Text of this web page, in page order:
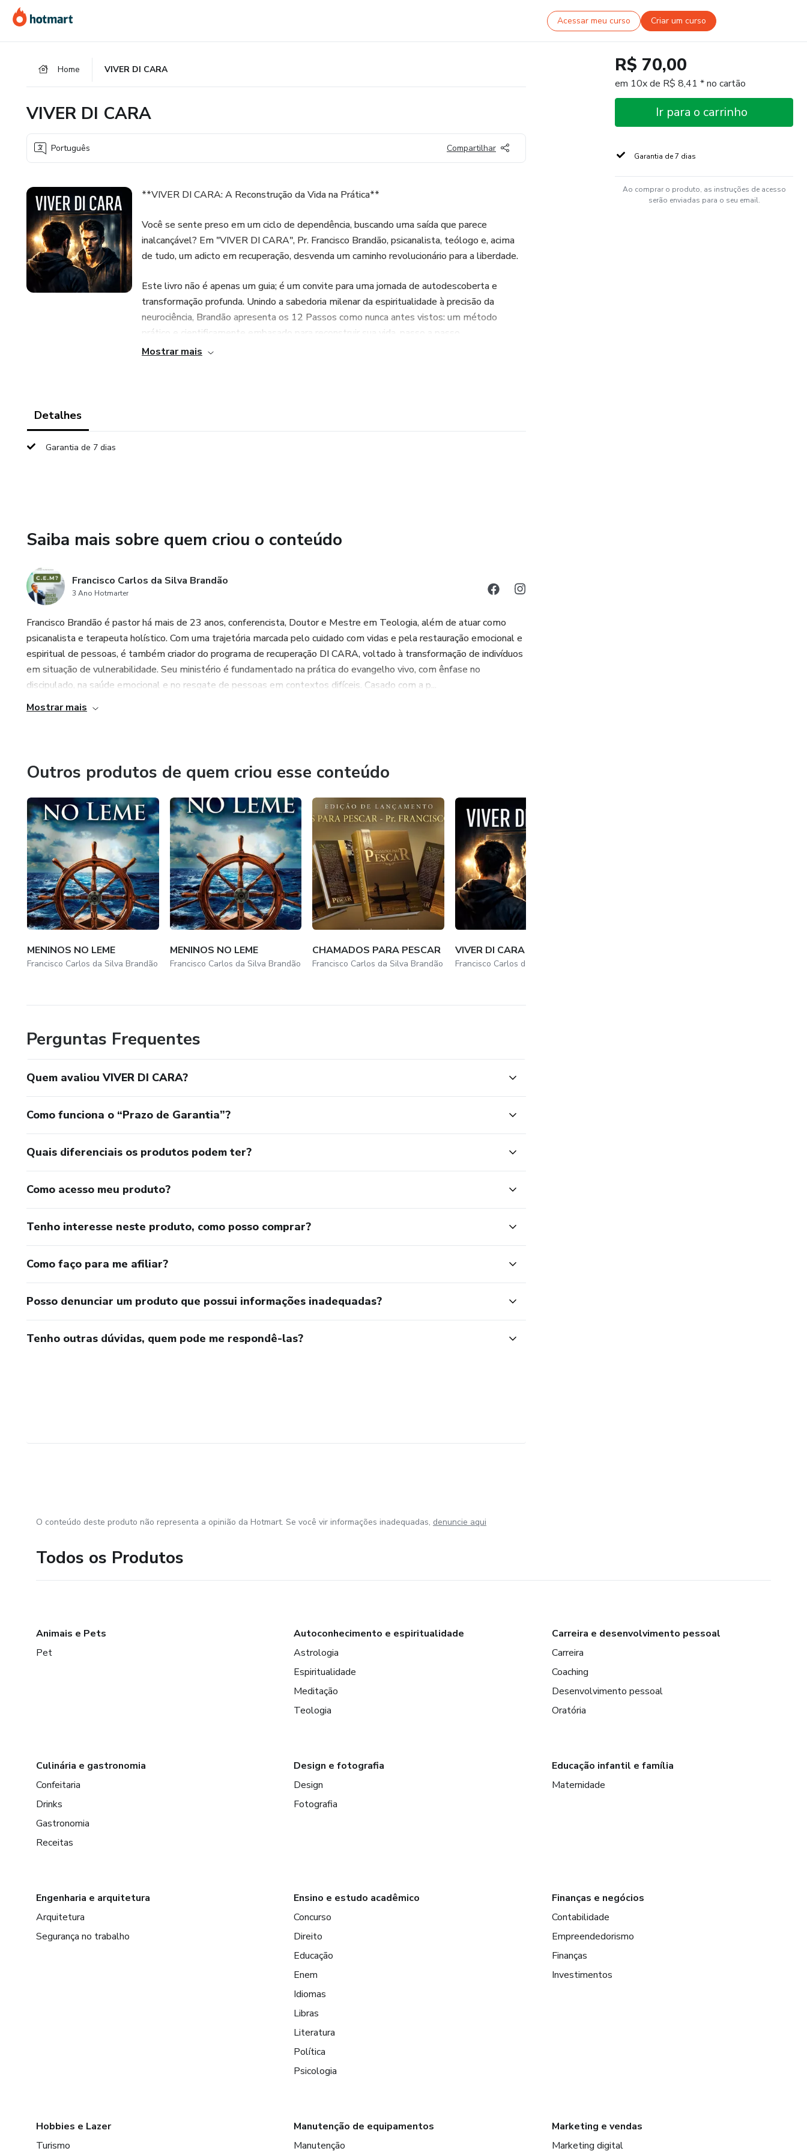
para
o
para
o
para
o
Acessar meu curso Criar um curso
Home VIVER DI CARA
VIVER DI CARA
Português Compartilhar
**VIVER DI CARA: A Reconstrução da Vida na Prática**
Você se sente preso em um ciclo de dependência, buscando uma saída que parece
inalcançável? Em "VIVER DI CARA", Pr. Francisco Brandão, psicanalista, teólogo e, acima
de tudo, um adicto em recuperação, desvenda um caminho revolucionário para a liberdade.
Este livro não é apenas um guia; é um convite para uma jornada de autodescoberta e
transformação profunda. Unindo a sabedoria milenar da espiritualidade à precisão da
neurociência, Brandão apresenta os 12 Passos como nunca antes vistos: um método
prático e cientificamente embasado para reconstruir sua vida, passo a passo.
coragem de se encarar, a resiliência de se reerguer e a alegria de viver de cara limpa. Se
você busca uma mudança real e duradoura, esta obra é o seu ponto de partida. Prepare-se
você merece está esperando. Viva de cara! Livro impresso em Papel Branco, 75g/m² P&B,
no tamanho 12x18cm com 168 páginas. Este produto é feito sob demandas - será
alguns dias. Essa abordagem reduz desperdícios e estoques excedentes, contribuindo para
uma produção mais sustentável e alinhada com boas práticas de ESG.
Mostrar mais
Detalhes
Garantia de 7 dias
Saiba mais sobre quem criou o conteúdo
Francisco Carlos da Silva Brandão
3 Ano Hotmarter
Francisco Brandão é pastor há mais de 23 anos, conferencista, Doutor e Mestre em Teologia, além de atuar como
psicanalista e terapeuta holístico. Com uma trajetória marcada pelo cuidado com vidas e pela restauração emocional e
espiritual de pessoas, é também criador do programa de recuperação DI CARA, voltado à transformação de indivíduos
em situação de vulnerabilidade. Seu ministério é fundamentado na prática do evangelho vivo, com ênfase no
discipulado, na saúde emocional e no resgate de pessoas em contextos difíceis. Casado com a p...
Mostrar mais
Outros produtos de quem criou esse conteúdo
MENINOS NO LEME
Francisco Carlos da Silva Brandão
MENINOS NO LEME
Francisco Carlos da Silva Brandão
CHAMADOS PARA PESCAR
Francisco Carlos da Silva Brandão
VIVER DI CARA
Francisco Carlos da Silva Brandão
Perguntas Frequentes
Quem avaliou VIVER DI CARA?
Como funciona o “Prazo de Garantia”?
Quais diferenciais os produtos podem ter?
Como acesso meu produto?
Tenho interesse neste produto, como posso comprar?
Como faço para me afiliar?
Posso denunciar um produto que possui informações inadequadas?
Tenho outras dúvidas, quem pode me respondê-las?
R$ 70,00
em 10x de R$ 8,41 * no cartão
Ir para o carrinho
Garantia de 7 dias
Ao comprar o produto, as instruções de acesso
serão enviadas para o seu email.
O conteúdo deste produto não representa a opinião da Hotmart. Se você vir informações inadequadas, denuncie aqui
Todos os Produtos
Animais e Pets
Pet
Autoconhecimento e espiritualidade
Astrologia
Espiritualidade
Meditação
Teologia
Carreira e desenvolvimento pessoal
Carreira
Coaching
Desenvolvimento pessoal
Oratória
Culinária e gastronomia
Confeitaria
Drinks
Gastronomia
Receitas
Design e fotografia
Design
Fotografia
Educação infantil e família
Maternidade
Engenharia e arquitetura
Arquitetura
Segurança no trabalho
Ensino e estudo acadêmico
Concurso
Direito
Educação
Enem
Idiomas
Libras
Literatura
Política
Psicologia
Finanças e negócios
Contabilidade
Empreendedorismo
Finanças
Investimentos
Hobbies e Lazer
Turismo
Manutenção de equipamentos
Manutenção
Marketing e vendas
Marketing digital